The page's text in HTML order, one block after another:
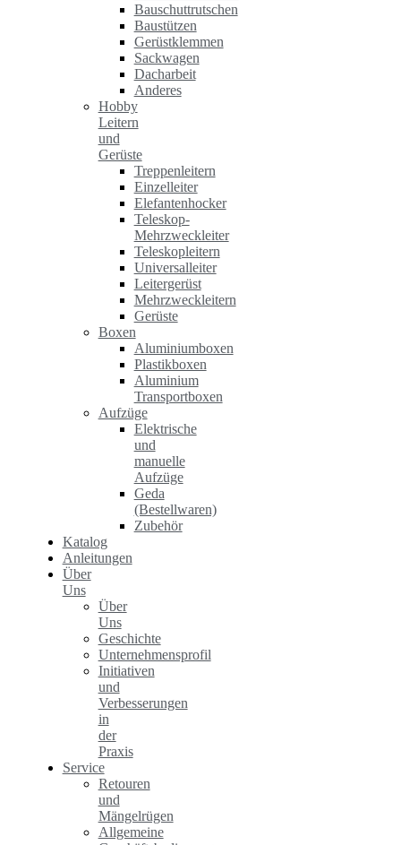
Bauschuttrutschen
Baustützen
Gerüstklemmen
Sackwagen
Dacharbeit
Anderes
Hobby
Leitern
und
Gerüste
Treppenleitern
Einzelleiter
Elefantenhocker
Teleskop-
Mehrzweckleiter
Teleskopleitern
Universalleiter
Leitergerüst
Mehrzweckleitern
Gerüste
Boxen
Aluminiumboxen
Plastikboxen
Aluminium
Transportboxen
Aufzüge
Elektrische
und
manuelle
Aufzüge
Geda
(Bestellwaren)
Zubehör
Katalog
Anleitungen
Über
Uns
Über
Uns
Geschichte
Unternehmensprofil
Initiativen
und
Verbesserungen
in
der
Praxis
Service
Retouren
und
Mängelrügen
Allgemeine